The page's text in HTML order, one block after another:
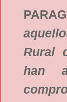
Rural
han